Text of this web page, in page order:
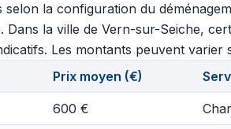
la configuration du
la ville de Vern-sur-Seiche,
Les montants peuvent varier
Prix moyen (€)
600 €